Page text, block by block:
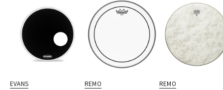
EVANS REMO REMO